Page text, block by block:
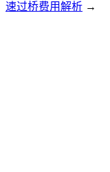
速过桥费用解析 →